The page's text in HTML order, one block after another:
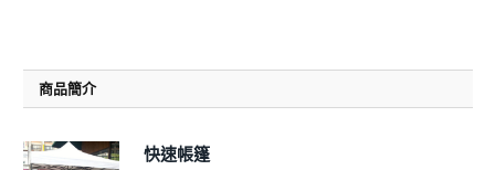
商品簡介
快速帳篷